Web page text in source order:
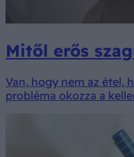
Mitől erős
Van, hogy nem az étel,
probléma okozza a